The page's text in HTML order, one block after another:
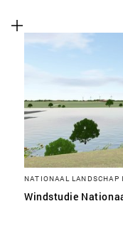
NATIONAAL LANDSCHAP
Windstudie